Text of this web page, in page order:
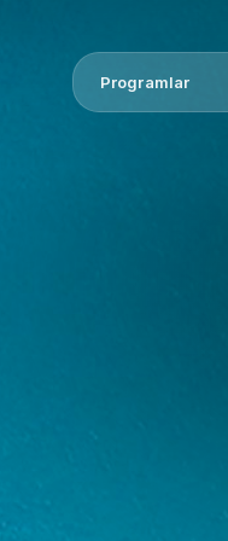
Programlar